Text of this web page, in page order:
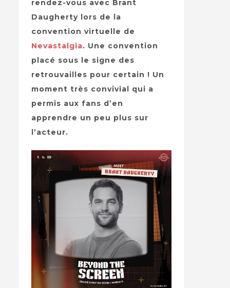
rendez-vous avec Brant
Daugherty lors de la
convention virtuelle de
Nevastalgia. Une convention
placé sous le signe des
retrouvailles pour certain ! Un
moment très convivial qui a
permis aux fans d’en
apprendre un peu plus sur
l’acteur.